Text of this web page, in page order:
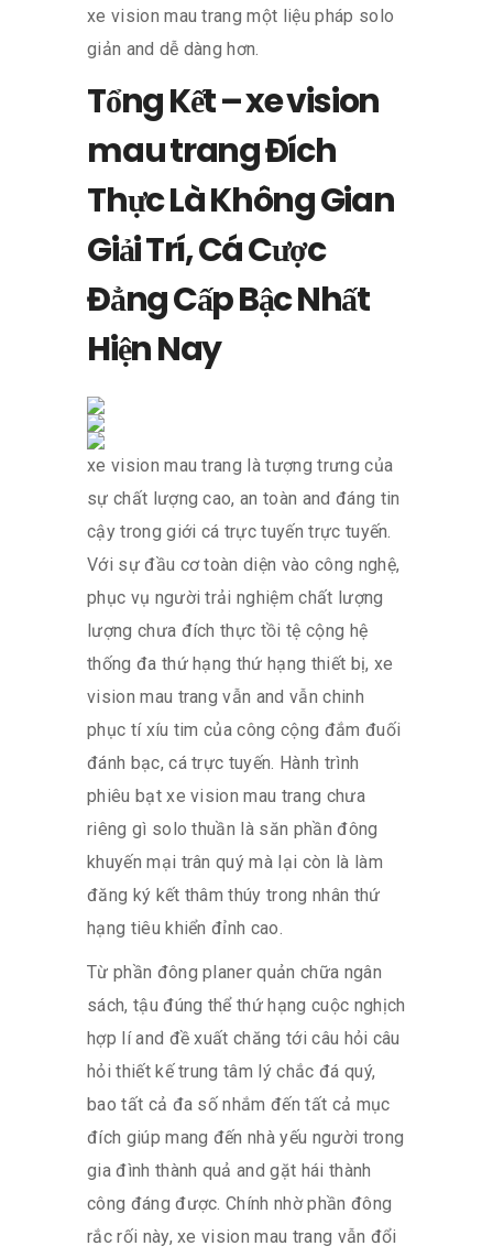
xe vision mau trang một liệu pháp solo
giản and dễ dàng hơn.
Tổng Kết – xe vision
mau trang Đích
Thực Là Không Gian
Giải Trí, Cá Cược
Đẳng Cấp Bậc Nhất
Hiện Nay
xe vision mau trang là tượng trưng của
sự chất lượng cao, an toàn and đáng tin
cậy trong giới cá trực tuyến trực tuyến.
Với sự đầu cơ toàn diện vào công nghệ,
phục vụ người trải nghiệm chất lượng
lượng chưa đích thực tồi tệ cộng hệ
thống đa thứ hạng thứ hạng thiết bị, xe
vision mau trang vẫn and vẫn chinh
phục tí xíu tim của công cộng đắm đuối
đánh bạc, cá trực tuyến. Hành trình
phiêu bạt xe vision mau trang chưa
riêng gì solo thuần là săn phần đông
khuyến mại trân quý mà lại còn là làm
đăng ký kết thâm thúy trong nhân thứ
hạng tiêu khiển đỉnh cao.
Từ phần đông planer quản chữa ngân
sách, tậu đúng thể thứ hạng cuộc nghịch
hợp lí and đề xuất chăng tới câu hỏi câu
hỏi thiết kế trung tâm lý chắc đá quý,
bao tất cả đa số nhắm đến tất cả mục
đích giúp mang đến nhà yếu người trong
gia đình thành quả and gặt hái thành
công đáng được. Chính nhờ phần đông
rắc rối này, xe vision mau trang vẫn đổi